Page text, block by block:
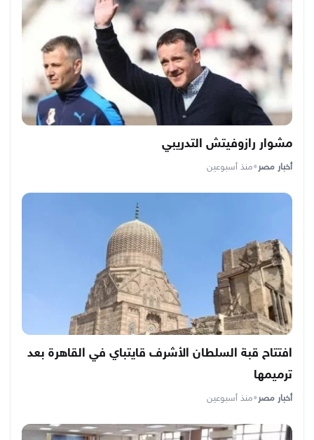
مشوار رازوفيتش التدريبي
أخبار مصر•منذ أسبوعين
افتتاح قبة السلطان الأشرف قايتباي في القاهرة بعد
ترميمها
أخبار مصر•منذ أسبوعين